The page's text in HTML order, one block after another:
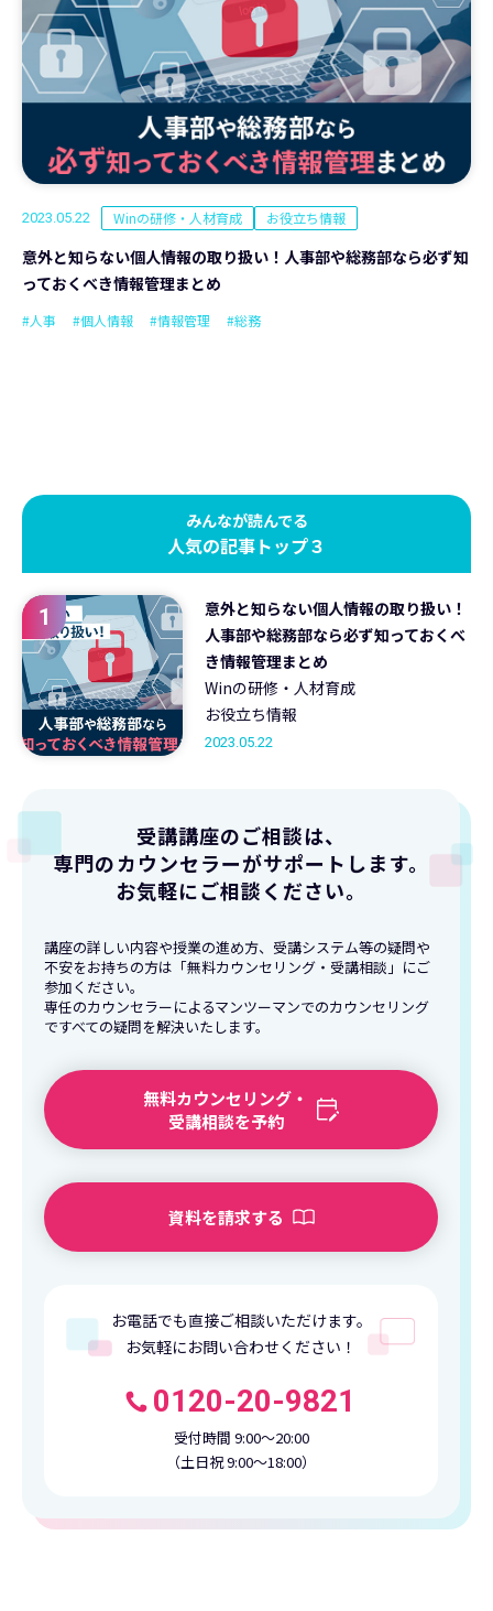
2023.05.22 Winの研修・人材育成 お役立ち情報
意外と知らない個人情報の取り扱い！人事部や総務部なら必ず知
っておくべき情報管理まとめ
#人事 #個人情報 #情報管理 #総務
みんなが読んでる
人気の記事トップ３
1
意外と知らない個人情報の取り扱い！
人事部や総務部なら必ず知っておくべ
き情報管理まとめ
Winの研修・人材育成
お役立ち情報
2023.05.22
受講講座のご相談は、
専門のカウンセラーがサポートします。
お気軽にご相談ください。
講座の詳しい内容や授業の進め方、受講システム等の疑問や
不安をお持ちの方は「無料カウンセリング・受講相談」にご
参加ください。
専任のカウンセラーによるマンツーマンでのカウンセリング
ですべての疑問を解決いたします。
無料カウンセリング・
受講相談を予約
資料を請求する
お電話でも直接ご相談いただけます。
お気軽にお問い合わせください！
0120-20-9821
受付時間 9:00〜20:00
（土日祝 9:00〜18:00）